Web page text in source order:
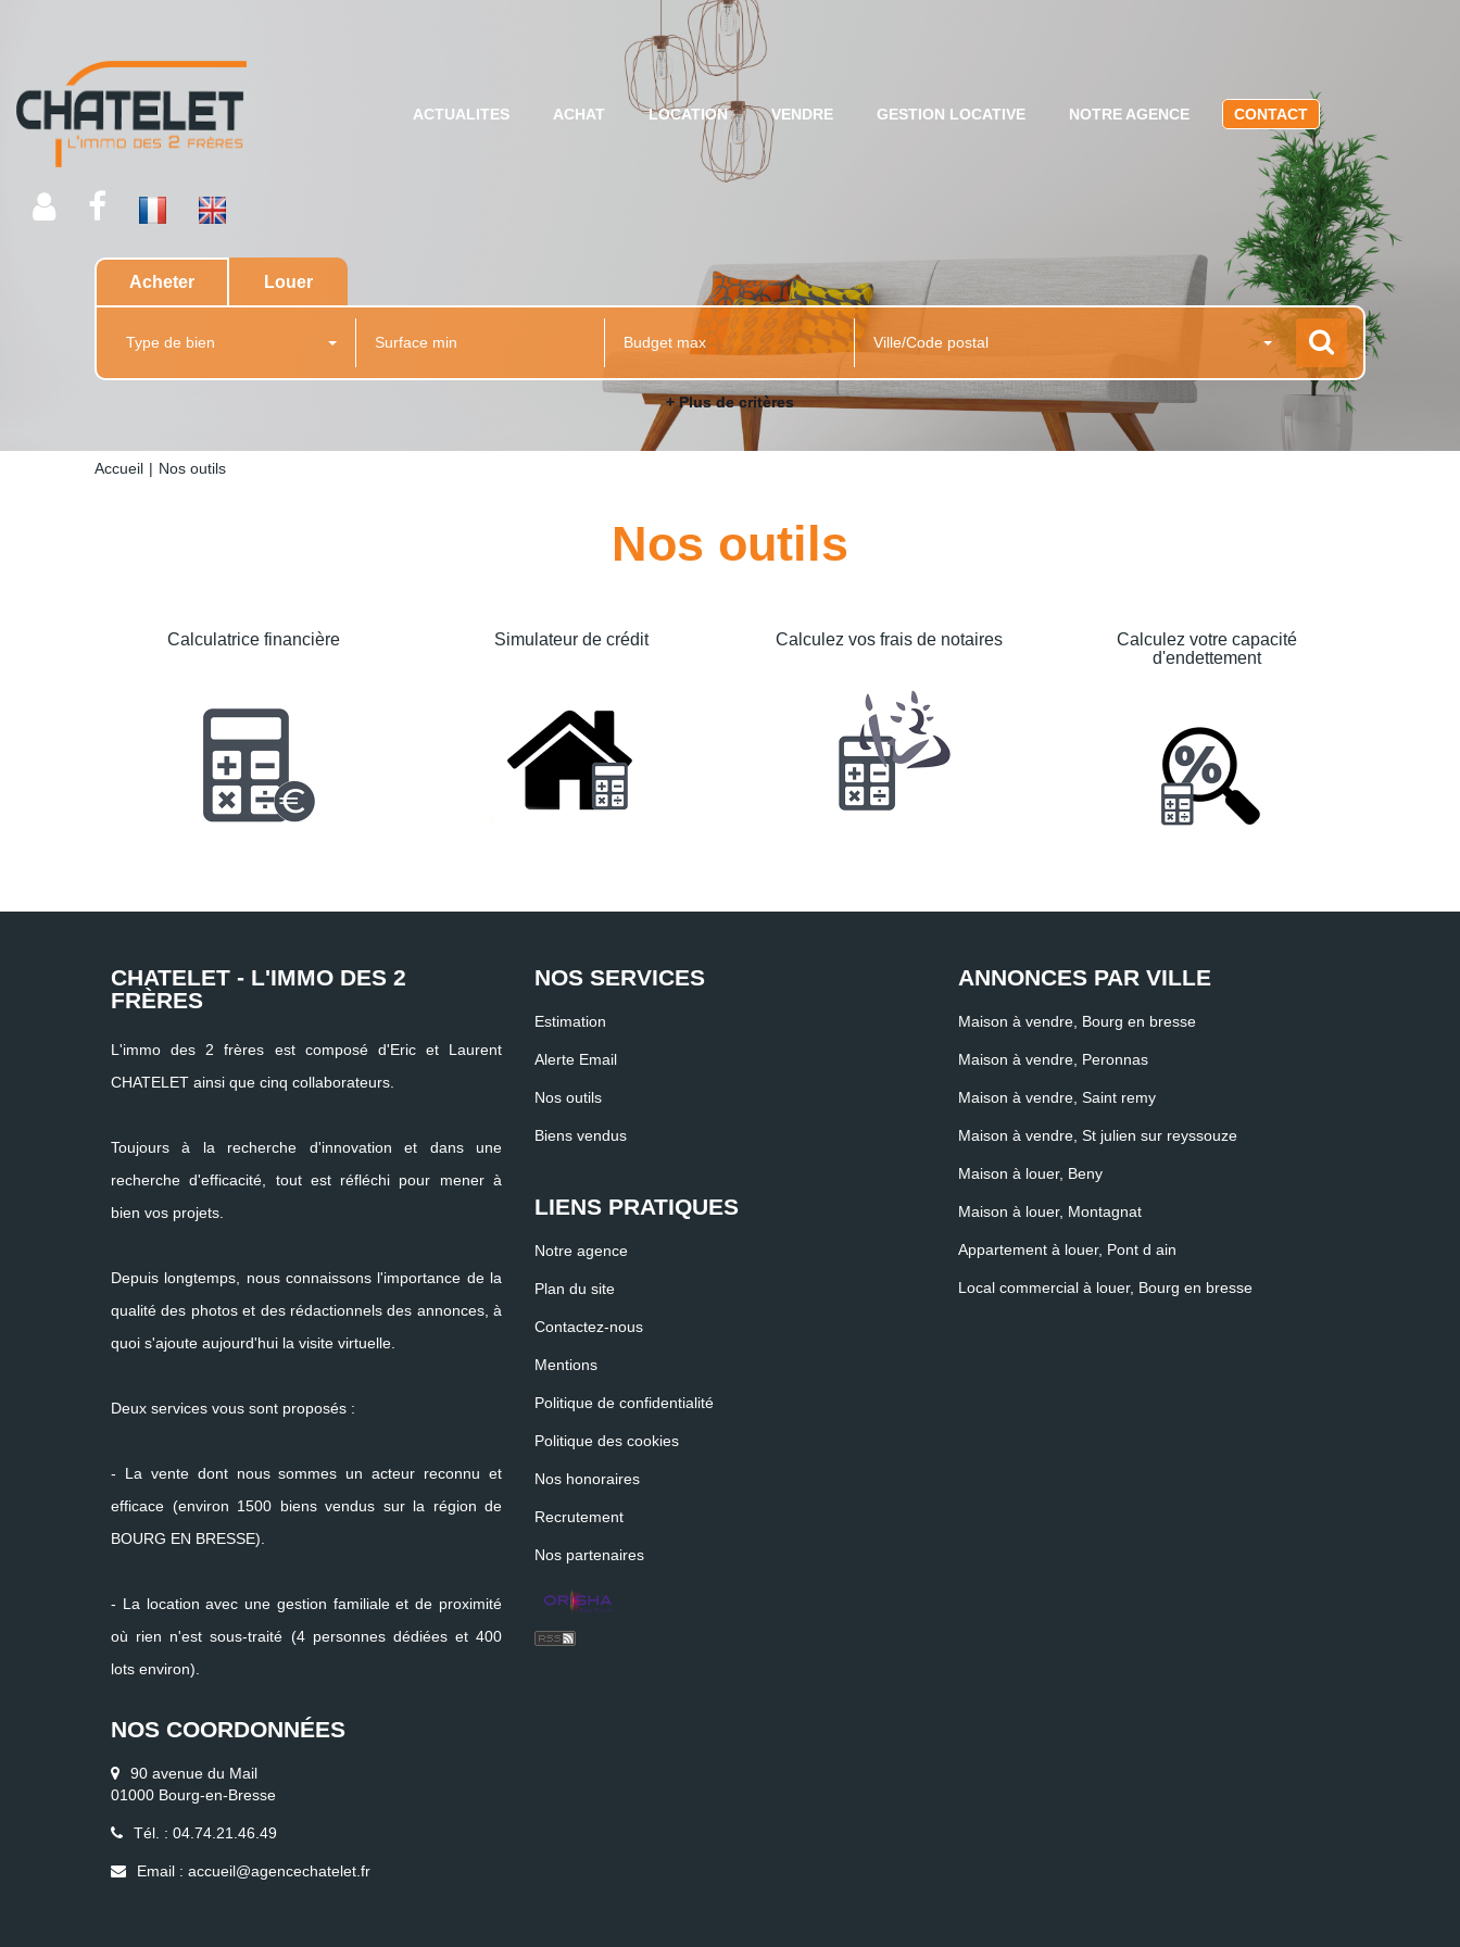
ACTUALITES ACHAT LOCATION VENDRE GESTION LOCATIVE NOTRE AGENCE CONTACT
Acheter Louer
Type de bien Ville/Code postal
+ Plus de critères
Accueil Nos outils
Nos outils
Calculatrice financière Simulateur de crédit Calculez vos frais de notaires
Calculez votre capacité
d'endettement
CHATELET - L'IMMO DES 2
FRÈRES
L'immo des 2 frères est composé d'Eric et Laurent
CHATELET ainsi que cinq collaborateurs.
Toujours à la recherche d'innovation et dans une
recherche d'efficacité, tout est réfléchi pour mener à
bien vos projets.
Depuis longtemps, nous connaissons l'importance de la
qualité des photos et des rédactionnels des annonces, à
quoi s'ajoute aujourd'hui la visite virtuelle.
Deux services vous sont proposés :
- La vente dont nous sommes un acteur reconnu et
efficace (environ 1500 biens vendus sur la région de
BOURG EN BRESSE).
- La location avec une gestion familiale et de proximité
où rien n'est sous-traité (4 personnes dédiées et 400
lots environ).
NOS COORDONNÉES
90 avenue du Mail
01000 Bourg-en-Bresse
Tél. : 04.74.21.46.49
Email : accueil@agencechatelet.fr
NOS SERVICES
Estimation
Alerte Email
Nos outils
Biens vendus
LIENS PRATIQUES
Notre agence
Plan du site
Contactez-nous
Mentions
Politique de confidentialité
Politique des cookies
Nos honoraires
Recrutement
Nos partenaires
ANNONCES PAR VILLE
Maison à vendre, Bourg en bresse
Maison à vendre, Peronnas
Maison à vendre, Saint remy
Maison à vendre, St julien sur reyssouze
Maison à louer, Beny
Maison à louer, Montagnat
Appartement à louer, Pont d ain
Local commercial à louer, Bourg en bresse